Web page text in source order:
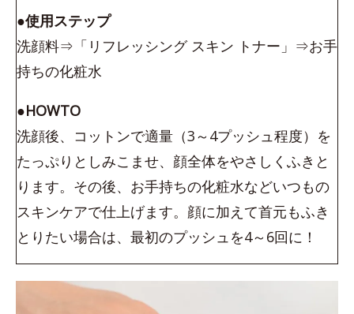
●使用ステップ
洗顔料⇒「リフレッシング スキン トナー」⇒お手
持ちの化粧水
●HOWTO
洗顔後、コットンで適量（3～4プッシュ程度）を
たっぷりとしみこませ、顔全体をやさしくふきと
ります。その後、お手持ちの化粧水などいつもの
スキンケアで仕上げます。顔に加えて首元もふき
とりたい場合は、最初のプッシュを4～6回に！